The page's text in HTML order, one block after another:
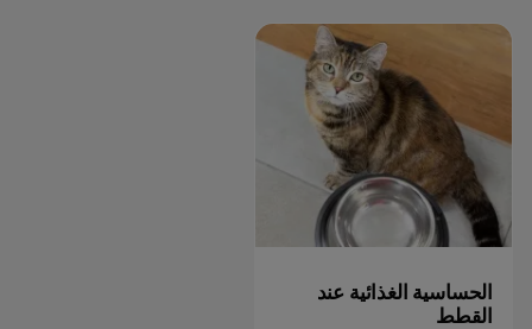
الحساسية الغذائية عند
القطط